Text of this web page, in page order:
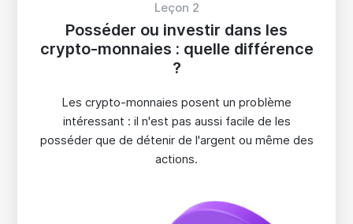
Leçon 2
Posséder ou investir dans les
crypto-monnaies : quelle différence
?
Les crypto-monnaies posent un problème
intéressant : il n'est pas aussi facile de les
posséder que de détenir de l'argent ou même des
actions.